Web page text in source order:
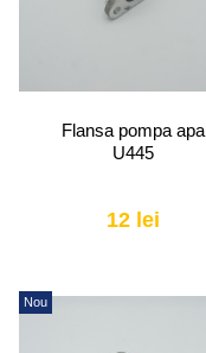
Flansa pompa apa
U445
12 lei
Nou